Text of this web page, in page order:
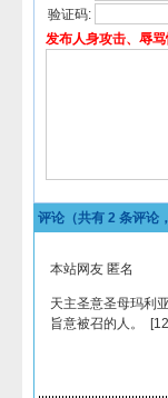
验证码:
发布人身攻击、辱
评论（共有 2 条评论
本站网友 匿名
天主圣意圣母玛利
旨意被召的人。